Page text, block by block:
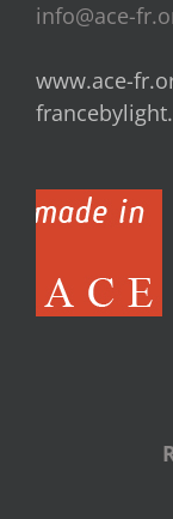
info@ace-
www.ace-